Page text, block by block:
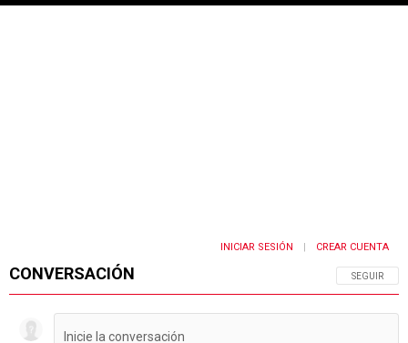
CONVERSACIÓN SIGA ESTA
SEGUIR
INICIAR SESIÓN CREAR CUENTA